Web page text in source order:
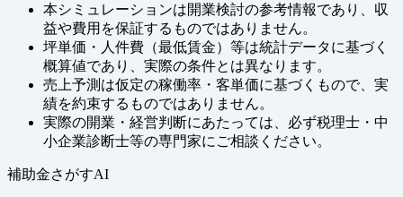
本シミュレーションは開業検討の参考情報であり、収
益や費用を保証するものではありません。
坪単価・人件費（最低賃金）等は統計データに基づく
概算値であり、実際の条件とは異なります。
売上予測は仮定の稼働率・客単価に基づくもので、実
績を約束するものではありません。
実際の開業・経営判断にあたっては、必ず税理士・中
小企業診断士等の専門家にご相談ください。
補助金さがすAI